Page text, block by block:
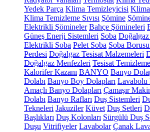
Yedek Parça Klima Temizleyicisi
Klima Temizleme Sıvısı Şömine
Elektrikli Şömineler Bahçe Şömineleri
Güneş Enerji Sistemleri Soba Doğalgaz
Elektrikli Soba Pelet Soba Soba
Perdesi Doğalgaz Tesisat Malzemeleri
Doğalgaz Menfezleri Tesisat Temizleme
Kalorifer Kazanı BANYO Banyo
Dolabı Banyo Boy Dolapları Lavabolu
Amaçlı Banyo Dolapları Çamaşır
Dolabı Banyo Rafları Duş Sistemleri
Tekneleri Jakuziler Küvet Duş Setleri
Başlıkları Duş Kolonları Sürgülü Duş
Duşu Vitrifiyeler Lavabolar Çanak